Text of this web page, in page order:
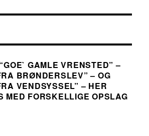
GAMLE VRENSTED” –
BRØNDERSLEV” – OG
VENDSYSSEL” – HER
MED FORSKELLIGE OPSLAG